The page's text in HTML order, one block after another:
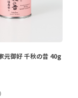
元御好 千秋の昔 40g